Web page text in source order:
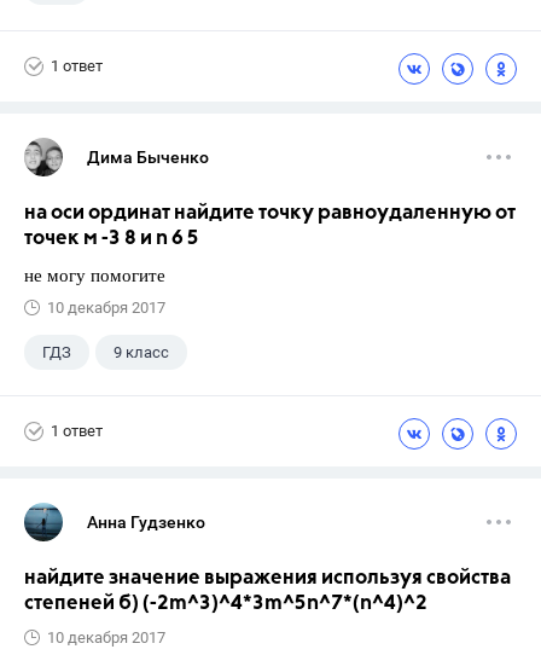
1 ответ
Дима Быченко
на оси ординат найдите точку равноудаленную от
точек м -3 8 и n 6 5
не могу помогите
10 декабря 2017
ГДЗ 9 класс
1 ответ
Анна Гудзенко
найдите значение выражения используя свойства
степеней б) (-2m^3)^4*3m^5n^7*(n^4)^2
10 декабря 2017